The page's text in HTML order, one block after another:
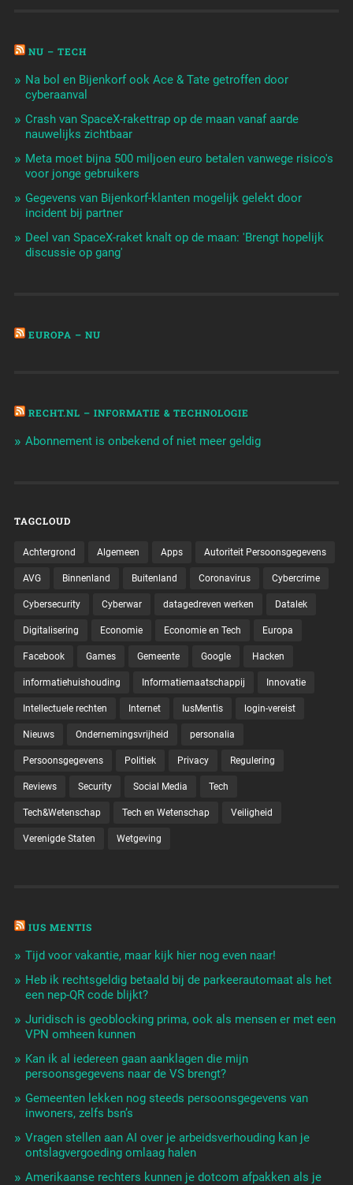
NU – TECH
Na bol en Bijenkorf ook Ace & Tate getroffen door
cyberaanval
Crash van SpaceX-rakettrap op de maan vanaf aarde
nauwelijks zichtbaar
Meta moet bijna 500 miljoen euro betalen vanwege risico's
voor jonge gebruikers
Gegevens van Bijenkorf-klanten mogelijk gelekt door
incident bij partner
Deel van SpaceX-raket knalt op de maan: 'Brengt hopelijk
discussie op gang'
EUROPA – NU
RECHT.NL – INFORMATIE & TECHNOLOGIE
Abonnement is onbekend of niet meer geldig
TAGCLOUD
Achtergrond Algemeen Apps Autoriteit Persoonsgegevens
AVG Binnenland Buitenland Coronavirus Cybercrime
Cybersecurity Cyberwar datagedreven werken Datalek
Digitalisering Economie Economie en Tech Europa
Facebook Games Gemeente Google Hacken
informatiehuishouding Informatiemaatschappij Innovatie
Intellectuele rechten Internet IusMentis login-vereist
Nieuws Ondernemingsvrijheid personalia
Persoonsgegevens Politiek Privacy Regulering
Reviews Security Social Media Tech
Tech&Wetenschap Tech en Wetenschap Veiligheid
Verenigde Staten Wetgeving
IUS MENTIS
Tijd voor vakantie, maar kijk hier nog even naar!
Heb ik rechtsgeldig betaald bij de parkeerautomaat als het
een nep-QR code blijkt?
Juridisch is geoblocking prima, ook als mensen er met een
VPN omheen kunnen
Kan ik al iedereen gaan aanklagen die mijn
persoonsgegevens naar de VS brengt?
Gemeenten lekken nog steeds persoonsgegevens van
inwoners, zelfs bsn’s
Vragen stellen aan AI over je arbeidsverhouding kan je
ontslagvergoeding omlaag halen
Amerikaanse rechters kunnen je dotcom afpakken als je